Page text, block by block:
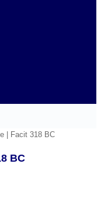
| Facit 318 BC
BC